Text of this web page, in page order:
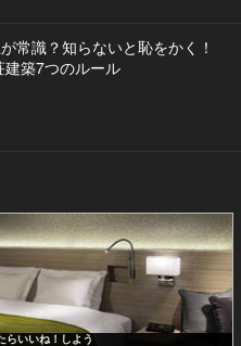
常識？知らないと恥をかく！
建築7つのルール
らいいね！しよう